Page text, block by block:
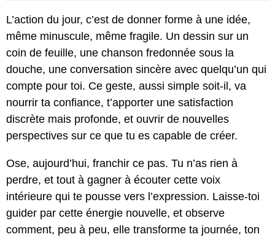
L’action du jour, c’est de donner forme à une idée,
même minuscule, même fragile. Un dessin sur un
coin de feuille, une chanson fredonnée sous la
douche, une conversation sincère avec quelqu’un qui
compte pour toi. Ce geste, aussi simple soit-il, va
nourrir ta confiance, t’apporter une satisfaction
discrète mais profonde, et ouvrir de nouvelles
perspectives sur ce que tu es capable de créer.
Ose, aujourd’hui, franchir ce pas. Tu n’as rien à
perdre, et tout à gagner à écouter cette voix
intérieure qui te pousse vers l’expression. Laisse-toi
guider par cette énergie nouvelle, et observe
comment, peu à peu, elle transforme ta journée, ton